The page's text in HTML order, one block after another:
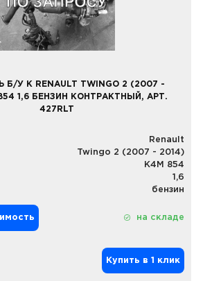
Б/У К RENAULT TWINGO 2 (2007 -
1,6 БЕНЗИН КОНТРАКТНЫЙ, АРТ.
427RLT
Renault
Twingo 2 (2007 - 2014)
K4M 854
1,6
бензин
на складе
Купить в 1 клик